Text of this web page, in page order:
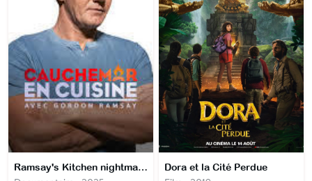
Ramsay's Kitchen nightmares USA Dora et la Cité Perdue